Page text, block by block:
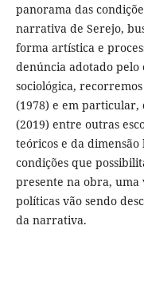
panorama das
narrativa de Serejo,
forma artística e
denúncia adotado pelo
sociológica,
(1978) e em particular,
(2019) entre outras
teóricos e da
condições que
presente na obra, uma
políticas vão sendo
da narrativa.